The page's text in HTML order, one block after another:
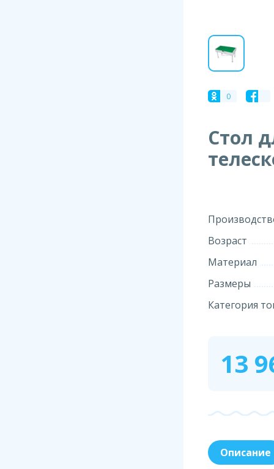
0
Стол
Возраст
Материал
Размеры
Категория
13
Описание